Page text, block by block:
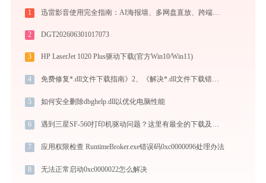
1 迅雷影音使用完全指南：AI海报墙、多网盘直放、跨端同步，不止于播放器
2 DGT202606301017073
3 HP LaserJet 1020 Plus驱动下载(官方Win10/Win11)
4 免费修复*.dll文件下载指南》2、《解决*.dll文件下载错误的有效方法
5 如何安全删除dbghelp.dll以优化电脑性能
6 遇到三星SF-560打印机驱动问题？这里有最全的下载及安装指导
7 应用权限检查 RuntimeBroker.exe错误码0xc0000096处理办法
8 无法正常启动0xc0000022怎么解决